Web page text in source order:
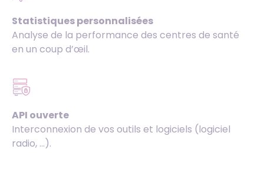
Statistiques personnalisées
Analyse de la performance des centres de santé
en un coup d’œil.
API ouverte
Interconnexion de vos outils et logiciels (logiciel
radio, …).